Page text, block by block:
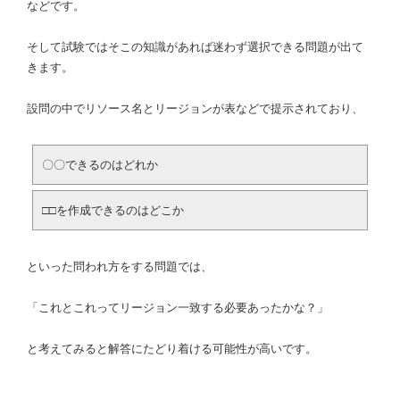
などです。
そして試験ではそこの知識があれば迷わず選択できる問題が出て
きます。
設問の中でリソース名とリージョンが表などで提示されており、
〇〇できるのはどれか
□□を作成できるのはどこか
といった問われ方をする問題では、
「これとこれってリージョン一致する必要あったかな？」
と考えてみると解答にたどり着ける可能性が高いです。